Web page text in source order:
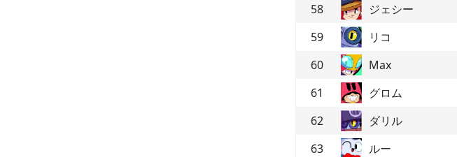
58
ジェシー
59
リコ
60
Max
61
グロム
62
ダリル
63
ルー